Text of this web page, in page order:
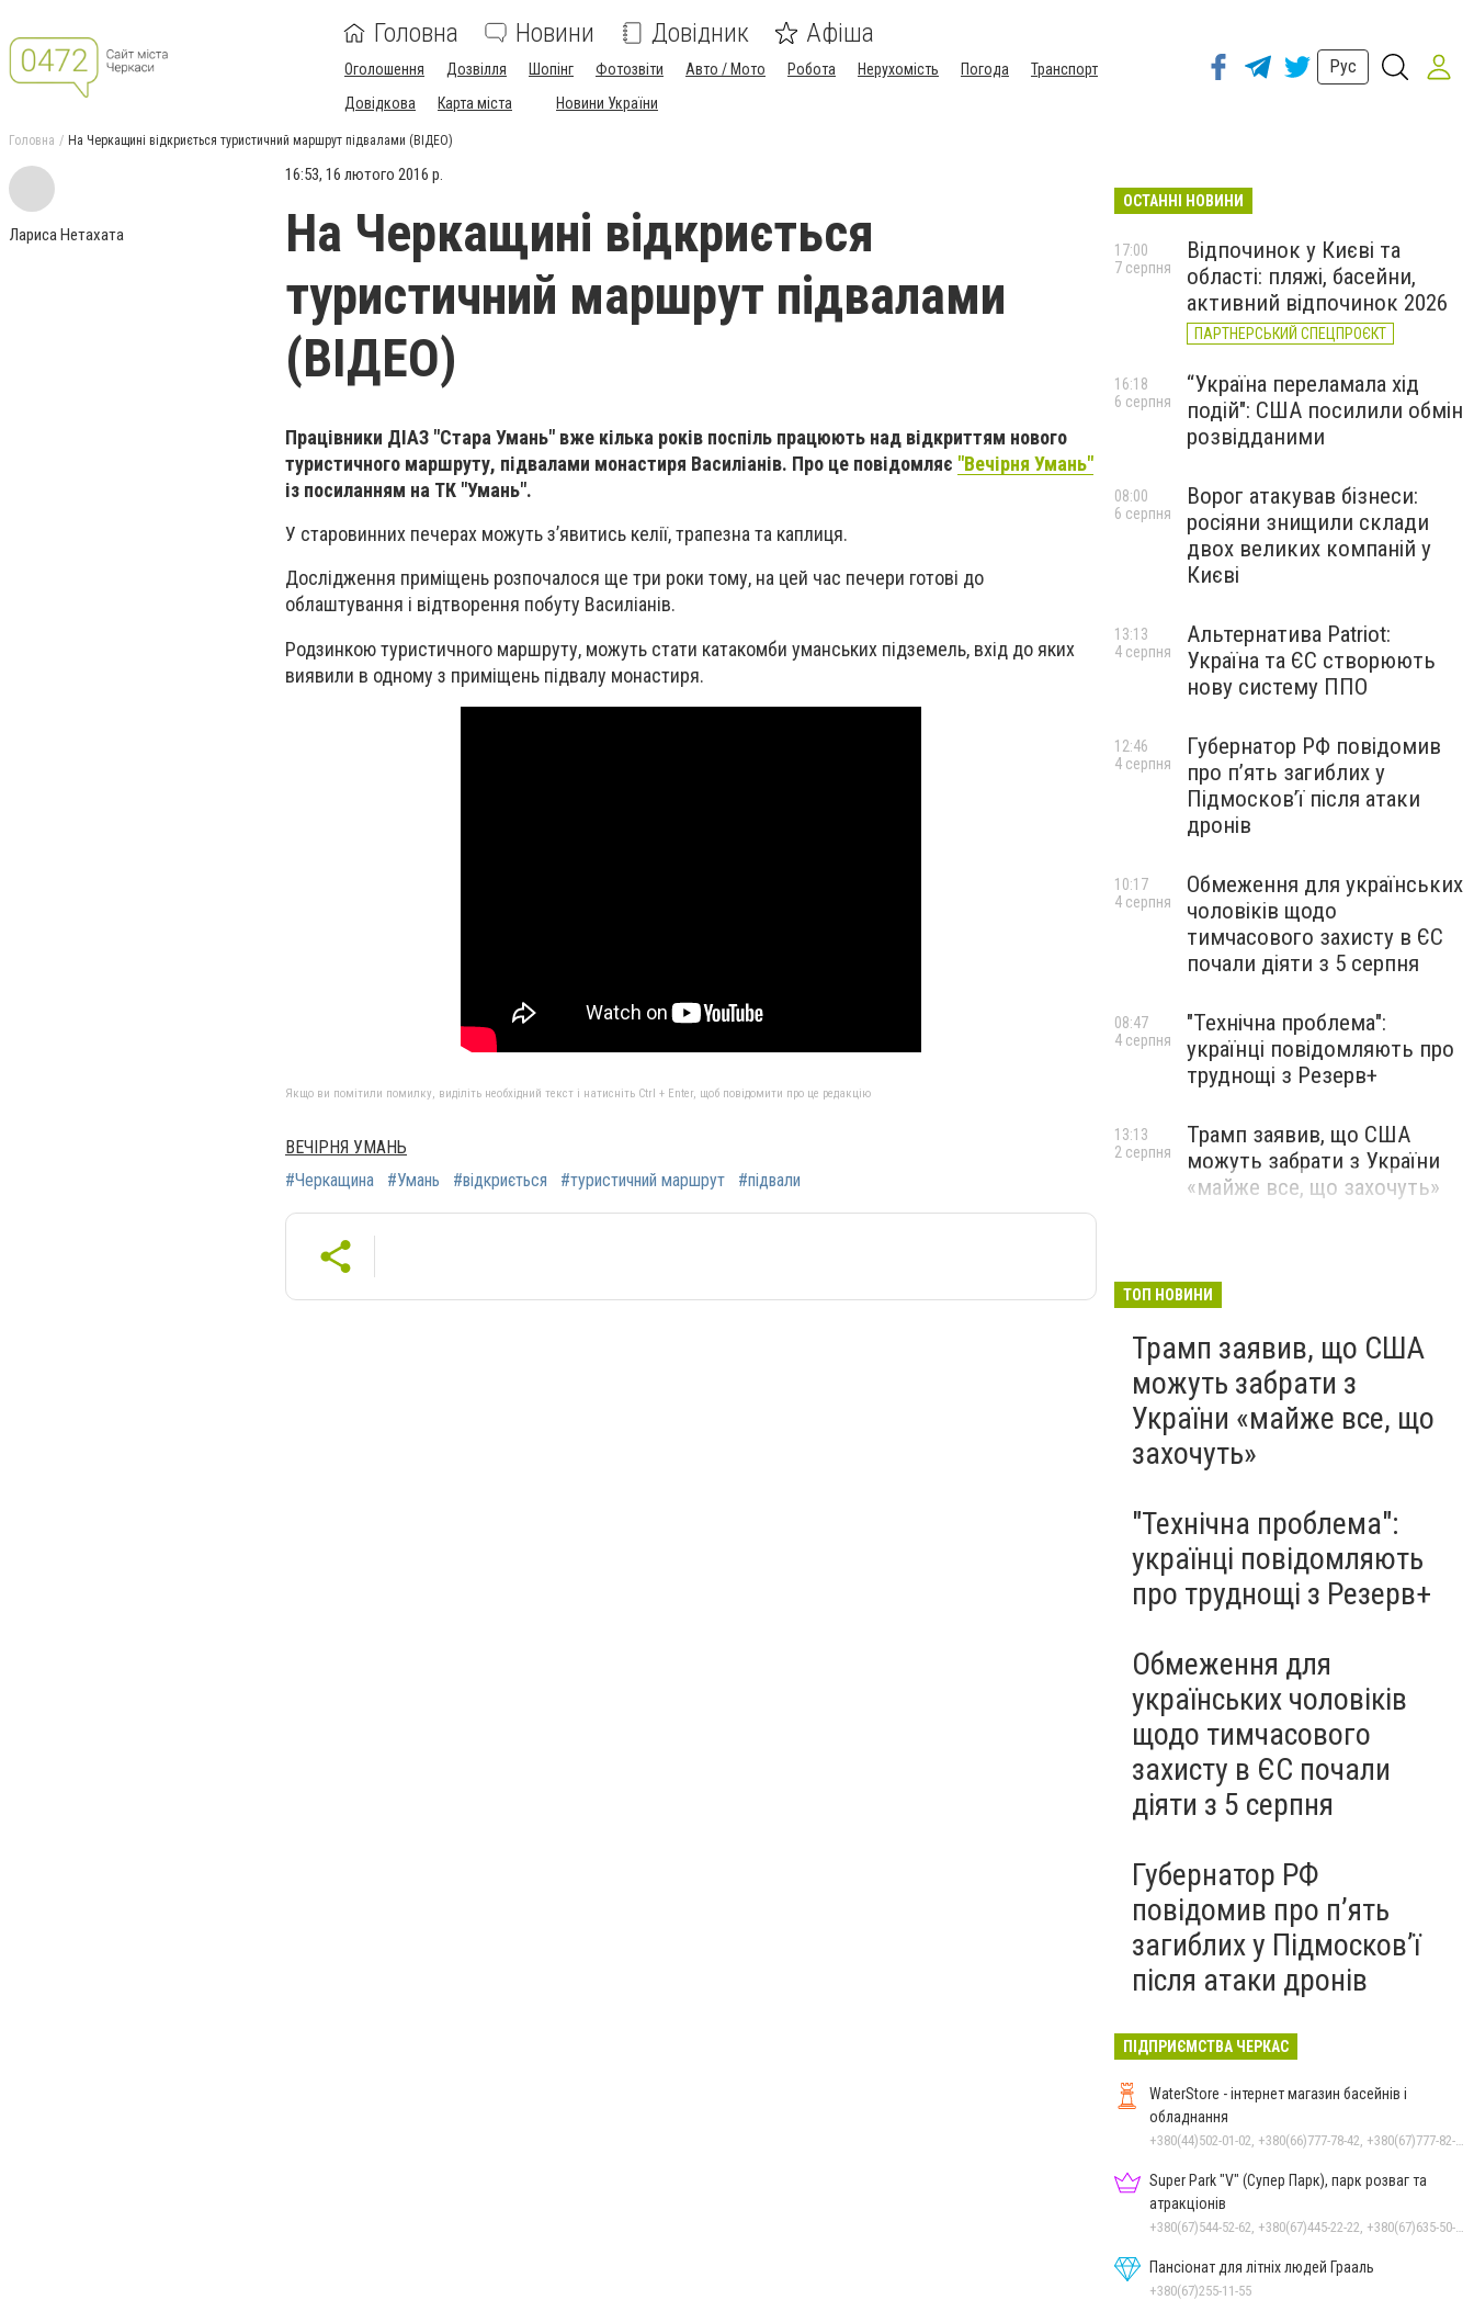
Головна Новини Довідник Афіша
Оголошення Дозвілля Шопінг Фотозвіти Авто / Мото Робота Нерухомість Погода
Транспорт
Довідкова
Карта міста Новини України
Рус
Головна На Черкащині відкриється туристичний маршрут підвалами (ВІДЕО)
Лариса Нетахата
16:53, 16 лютого 2016 р.
На Черкащині відкриється
туристичний маршрут підвалами
(ВІДЕО)
Працівники ДІАЗ "Стара Умань" вже кілька років поспіль працюють над відкриттям нового
туристичного маршруту, підвалами монастиря Василіанів. Про це повідомляє "Вечірня Умань"
із посиланням на ТК "Умань".
У старовинних печерах можуть з’явитись келії, трапезна та каплиця.
Дослідження приміщень розпочалося ще три роки тому, на цей час печери готові до
облаштування і відтворення побуту Василіанів.
Родзинкою туристичного маршруту, можуть стати катакомби уманських підземель, вхід до яких
виявили в одному з приміщень підвалу монастиря.
Якщо ви помітили помилку, виділіть необхідний текст і натисніть Ctrl + Enter, щоб повідомити про це редакцію
ВЕЧІРНЯ УМАНЬ
#Черкащина
#Умань #відкриється #туристичний маршрут #підвали
ОСТАННІ НОВИНИ
Відпочинок у Києві та
області: пляжі, басейни,
активний відпочинок 2026
ПАРТНЕРСЬКИЙ СПЕЦПРОЄКТ
17:00
7 серпня
“Україна переламала хід
подій": США посилили обмін
розвідданими
16:18
6 серпня
Ворог атакував бізнеси:
росіяни знищили склади
двох великих компаній у
Києві
08:00
6 серпня
Альтернатива Patriot:
Україна та ЄС створюють
нову систему ППО
13:13
4 серпня
Губернатор РФ повідомив
про п’ять загиблих у
Підмосков’ї після атаки
дронів
12:46
4 серпня
Обмеження для українських
чоловіків щодо
тимчасового захисту в ЄС
почали діяти з 5 серпня
10:17
4 серпня
"Технічна проблема":
українці повідомляють про
труднощі з Резерв+
08:47
4 серпня
Трамп заявив, що США
можуть забрати з України
«майже все, що захочуть»
13:13
2 серпня
ТОП НОВИНИ
Трамп заявив, що США
можуть забрати з
України «майже все, що
захочуть»
"Технічна проблема":
українці повідомляють
про труднощі з Резерв+
Обмеження для
українських чоловіків
щодо тимчасового
захисту в ЄС почали
діяти з 5 серпня
Губернатор РФ
повідомив про п’ять
загиблих у Підмосков’ї
після атаки дронів
ПІДПРИЄМСТВА ЧЕРКАС
WaterStore - інтернет магазин басейнів і
обладнання
+380(44)502-01-02, +380(66)777-78-42, +380(67)777-82-19, +380(67)890-80-80, +380(73)890-80-80, +380(44)502-01-03
Super Park "V" (Супер Парк), парк розваг та
атракціонів
+380(67)544-52-62, +380(67)445-22-22, +380(67)635-50-50
Пансіонат для літніх людей Грааль
+380(67)255-11-55